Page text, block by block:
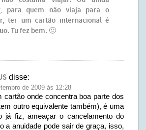
para quem não viaja para o
ter um cartão internacional é
Tu fez bem. 🙂
disse:
de 2009 às 12:28
cartão onde concentra boa parte dos
outro equivalente também), é uma
já fiz, ameaçar o cancelamento do
a anuidade pode sair de graça, isso,